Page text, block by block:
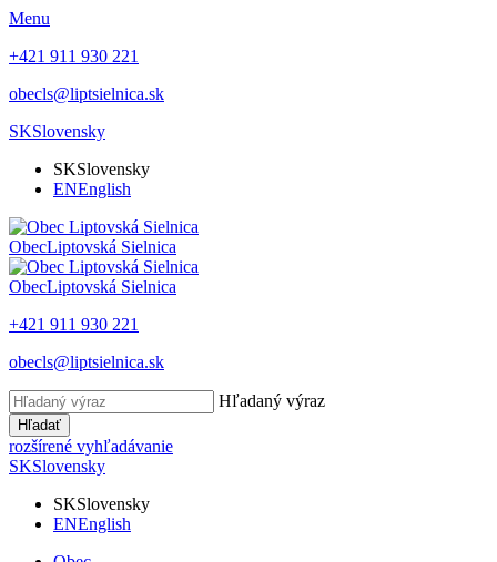
Menu
+421 911 930 221
obecls@liptsielnica.sk
SKSlovensky
SKSlovensky
ENEnglish
ObecLiptovská Sielnica
ObecLiptovská Sielnica
+421 911 930 221
obecls@liptsielnica.sk
Hľadaný výraz
Hľadať
rozšírené vyhľadávanie
SKSlovensky
SKSlovensky
ENEnglish